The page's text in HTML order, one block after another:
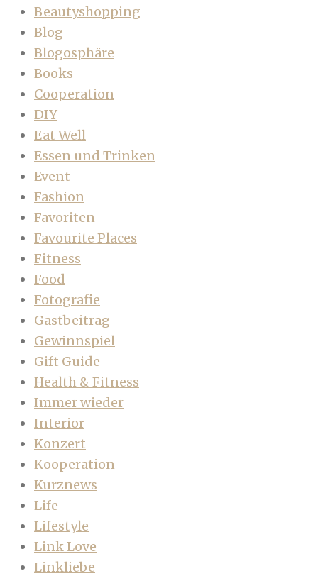
Beautyshopping
Blog
Blogosphäre
Books
Cooperation
DIY
Eat Well
Essen und Trinken
Event
Fashion
Favoriten
Favourite Places
Fitness
Food
Fotografie
Gastbeitrag
Gewinnspiel
Gift Guide
Health & Fitness
Immer wieder
Interior
Konzert
Kooperation
Kurznews
Life
Lifestyle
Link Love
Linkliebe